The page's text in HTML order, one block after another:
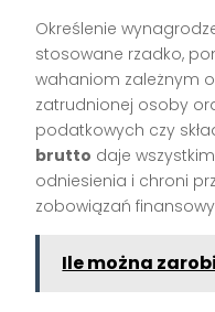
Określenie
stosowane rzadko,
wahaniom zależnym
zatrudnionej osoby
podatkowych czy
brutto daje
odniesienia i chroni
zobowiązań
Ile można